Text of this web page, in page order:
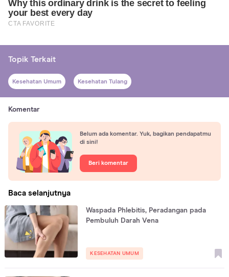
Topik Terkait
Kesehatan Umum Kesehatan Tulang
Komentar
Belum ada komentar. Yuk, bagikan pendapatmu
di sini!
Beri komentar
Baca selanjutnya
Waspada Phlebitis, Peradangan pada
Pembuluh Darah Vena
KESEHATAN UMUM